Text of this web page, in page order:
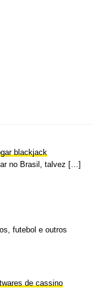
blackjack
no Brasil, talvez […]
futebol e outros
de cassino